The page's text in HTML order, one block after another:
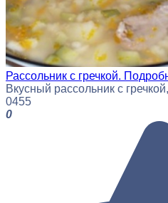
Рассольник с гречкой.
Вкусный рассольник с
0455
0